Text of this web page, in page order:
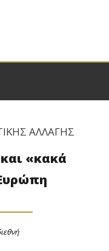
ΑΛΛΑΓΗΣ
«κακά